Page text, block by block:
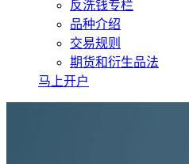
反洗钱专栏
品种介绍
交易规则
期货和衍生品法
马上开户